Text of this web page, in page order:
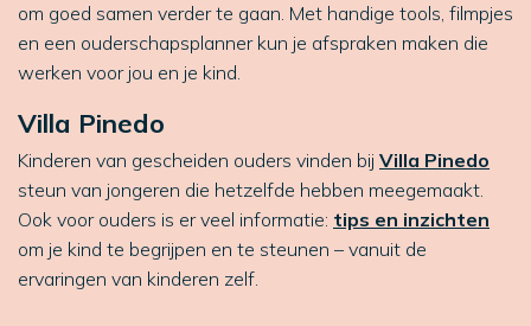
om goed samen verder te gaan. Met handige tools, filmpjes
en een ouderschapsplanner kun je afspraken maken die
werken voor jou en je kind.
Villa Pinedo
Kinderen van gescheiden ouders vinden bij Villa Pinedo
steun van jongeren die hetzelfde hebben meegemaakt.
Ook voor ouders is er veel informatie: tips en inzichten
om je kind te begrijpen en te steunen – vanuit de
ervaringen van kinderen zelf.